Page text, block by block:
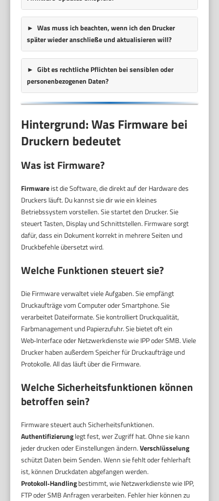
Was muss ich beachten, wenn ich den Drucker
später wieder anschließe und aktualisieren will?
Gibt es rechtliche Pflichten bei sensiblen oder
personenbezogenen Daten?
Hintergrund: Was Firmware bei
Druckern bedeutet
Was ist Firmware?
Firmwareist die Software, die direkt auf der Hardware des
Druckers läuft. Du kannst sie dir wie ein kleines
Betriebssystem vorstellen. Sie startet den Drucker. Sie
steuert Tasten, Display und Schnittstellen. Firmware sorgt
dafür, dass ein Dokument korrekt in mehrere Seiten und
Druckbefehle übersetzt wird.
Welche Funktionen steuert sie?
Die Firmware verwaltet viele Aufgaben. Sie empfängt
Druckaufträge vom Computer oder Smartphone. Sie
verarbeitet Dateiformate. Sie kontrolliert Druckqualität,
Farbmanagement und Papierzufuhr. Sie bietet oft ein
Web‑Interface oder Netzwerkdienste wie IPP oder SMB. Viele
Drucker haben außerdem Speicher für Druckaufträge und
Protokolle. All das läuft über die Firmware.
Welche Sicherheitsfunktionen können
betroffen sein?
Firmware steuert auch Sicherheitsfunktionen.
Authentifizierunglegt fest, wer Zugriff hat. Ohne sie kann
jeder drucken oder Einstellungen ändern.Verschlüsselung
schützt Daten beim Senden. Wenn sie fehlt oder fehlerhaft
ist, können Druckdaten abgefangen werden.
Protokoll‑Handlingbestimmt, wie Netzwerkdienste wie IPP,
FTP oder SMB Anfragen verarbeiten. Fehler hier können zu